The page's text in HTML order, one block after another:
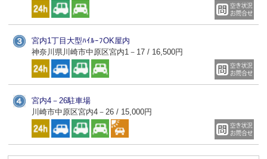
宮内1丁目大型ﾊｲﾙｰﾌOK屋内
神奈川県川崎市中原区宮内1－17 / 16,500円
宮内4－26駐車場
川崎市中原区宮内4－26 / 15,000円